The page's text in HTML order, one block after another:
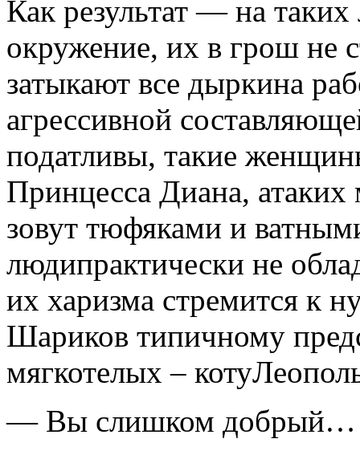
Как результат — на
окружение, их в грош не
затыкают все дыркина
агрессивной
податливы, такие
Принцесса Диана,
зовут тюфяками и
людипрактически не
их харизма стремится к
Шариков типичному
мягкотелых –
— Вы слишком добрый…